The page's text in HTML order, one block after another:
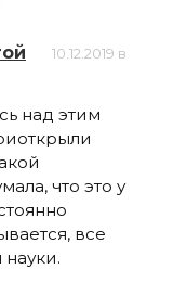
10.12.2019 в
над этим
что это у
все